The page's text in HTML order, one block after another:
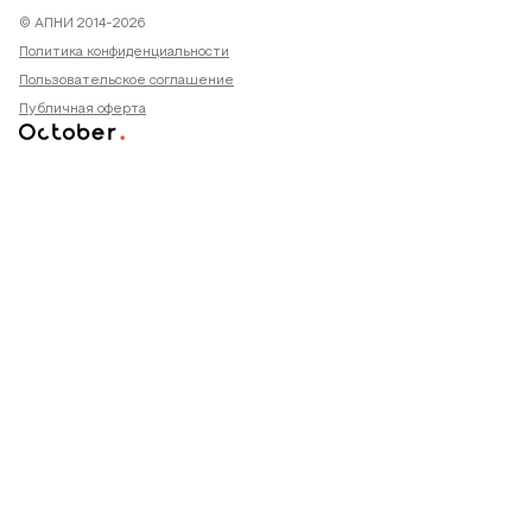
© АПНИ 2014-2026
Политика конфиденциальности
Пользовательское соглашение
Публичная оферта